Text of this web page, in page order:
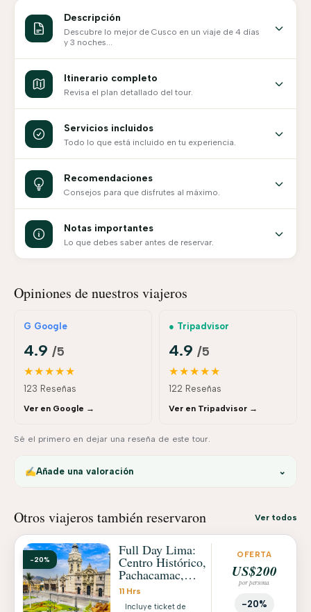
Descripción
Descubre lo mejor de Cusco en un viaje de 4 días
y 3 noches...
Itinerario completo
Revisa el plan detallado del tour.
Servicios incluidos
Todo lo que está incluido en tu experiencia.
Recomendaciones
Consejos para que disfrutes al máximo.
Notas importantes
Lo que debes saber antes de reservar.
Opiniones de nuestros viajeros
G Google
4.9 /5
★★★★★
123 Reseñas
Ver en Google →
● Tripadvisor
4.9 /5
★★★★★
122 Reseñas
Ver en Tripadvisor →
Sé el primero en dejar una reseña de este tour.
✍️Añade una valoración ⌄
Otros viajeros también reservaron Ver todos
-20%
Full Day Lima:
Centro Histórico,
Pachacamac,
Miraflores y
Parque del Agua
11 Hrs
Incluye ticket de
OFERTA
US$200
por persona
-20%